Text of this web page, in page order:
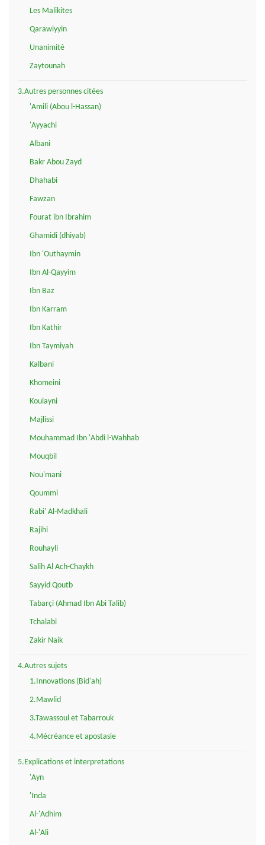
Les Malikites
Qarawiyyin
Unanimité
Zaytounah
3.Autres personnes citées
'Amili (Abou l-Hassan)
'Ayyachi
Albani
Bakr Abou Zayd
Dhahabi
Fawzan
Fourat ibn Ibrahim
Ghamidi (dhiyab)
Ibn 'Outhaymin
Ibn Al-Qayyim
Ibn Baz
Ibn Karram
Ibn Kathir
Ibn Taymiyah
Kalbani
Khomeini
Koulayni
Majlissi
Mouhammad Ibn 'Abdi l-Wahhab
Mouqbil
Nou'mani
Qoummi
Rabi' Al-Madkhali
Rajihi
Rouhayli
Salih Al Ach-Chaykh
Sayyid Qoutb
Tabarçi (Ahmad Ibn Abi Talib)
Tchalabi
Zakir Naik
4.Autres sujets
1.Innovations (Bid'ah)
2.Mawlid
3.Tawassoul et Tabarrouk
4.Mécréance et apostasie
5.Explications et interpretations
'Ayn
'Inda
Al-'Adhim
Al-'Ali